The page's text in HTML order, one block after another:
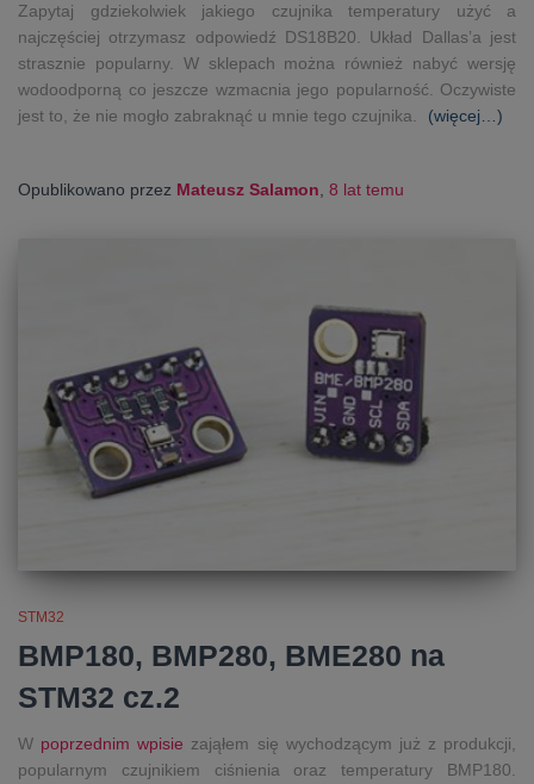
Zapytaj gdziekolwiek jakiego czujnika temperatury użyć a
najczęściej otrzymasz odpowiedź DS18B20. Układ Dallas’a jest
strasznie popularny. W sklepach można również nabyć wersję
wodoodporną co jeszcze wzmacnia jego popularność. Oczywiste
jest to, że nie mogło zabraknąć u mnie tego czujnika.
(więcej…)
Opublikowano przez Mateusz Salamon, 8 lat temu
STM32
BMP180, BMP280, BME280 na
STM32 cz.2
W poprzednim wpisie zająłem się wychodzącym już z produkcji,
popularnym czujnikiem ciśnienia oraz temperatury BMP180.